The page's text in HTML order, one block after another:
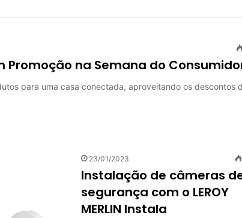
Promoção na Semana do
para uma casa conectada, aproveitando os descontos
23/01/2023
Instalação de câmeras
segurança com o LEROY
MERLIN Instala